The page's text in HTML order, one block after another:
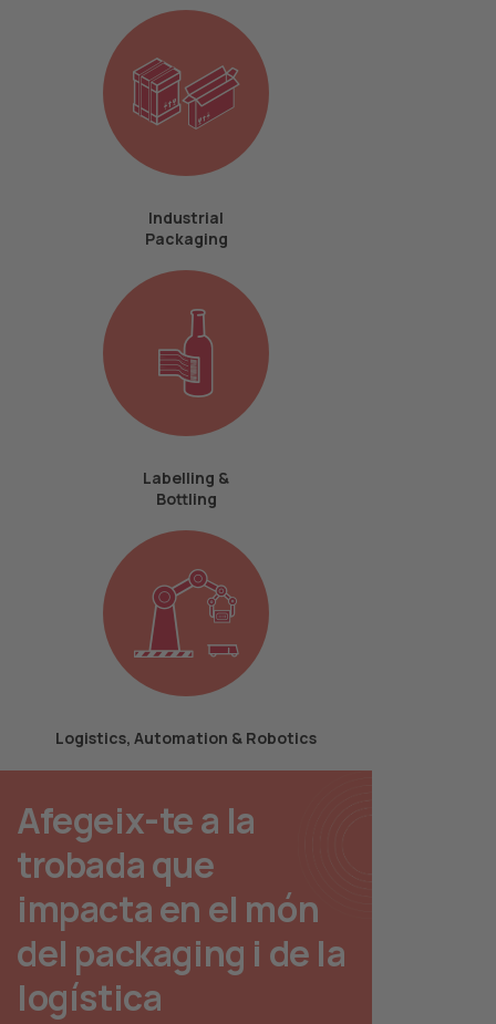
Industrial
Packaging
Labelling &
Bottling
Logistics, Automation & Robotics
Afegeix-te a la
trobada que
impacta en el món
del packaging i de la
logística